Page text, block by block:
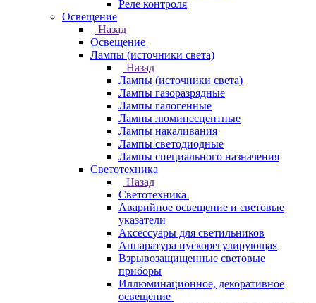
Реле контроля
Освещение
Назад
Освещение
Лампы (источники света)
Назад
Лампы (источники света)
Лампы газоразрядные
Лампы галогенные
Лампы люминесцентные
Лампы накаливания
Лампы светодиодные
Лампы специального назначения
Светотехника
Назад
Светотехника
Аварийное освещение и световые
указатели
Аксессуары для светильников
Аппаратура пускорегулирующая
Взрывозащищенные световые
приборы
Иллюминационное, декоративное
освещение